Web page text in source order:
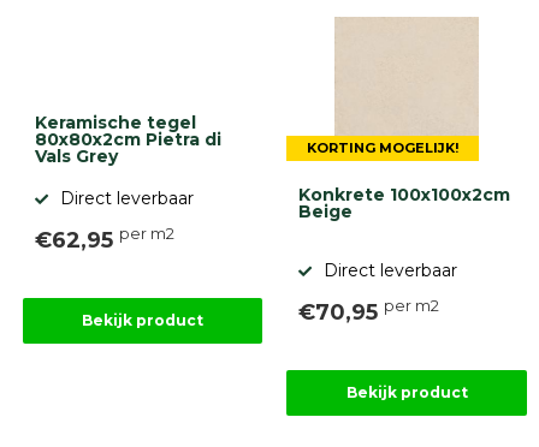
diversen
Beplantings
Aanbiedingen
Keramische tegel
80x80x2cm Pietra di
Vals Grey
Direct leverbaar
€62,95 per m2
Bekijk product
KORTING MOGELIJK!
Konkrete 100x100x2cm
Beige
Direct leverbaar
€70,95 per m2
Bekijk product